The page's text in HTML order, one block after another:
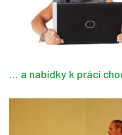
… a nabídky k práci